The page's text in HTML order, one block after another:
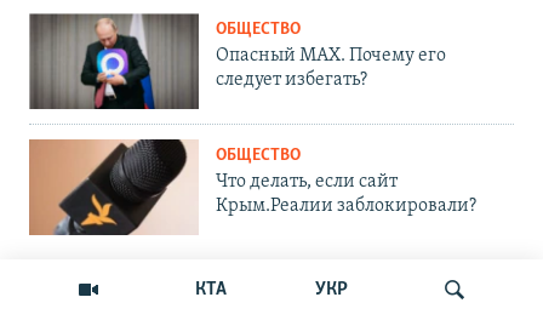
КТА УКР
ОБЩЕСТВО
Опасный MAX. Почему его
следует избегать?
ОБЩЕСТВО
Что делать, если сайт
Крым.Реалии заблокировали?